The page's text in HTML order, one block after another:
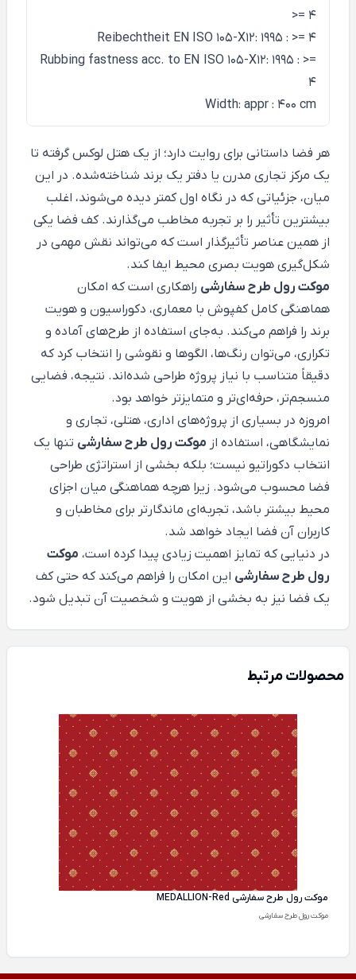
>= 4
Reibechtheit EN ISO 105-X12: 1995 : >= 4
Rubbing fastness acc. to EN ISO 105-X12: 1995 : >=
4
Width: appr : 400 cm
هر فضا داستانی برای روایت دارد؛ از یک هتل لوکس گرفته تا
یک مرکز تجاری مدرن یا دفتر یک برند شناخته‌شده. در این
میان، جزئیاتی که در نگاه اول کمتر دیده می‌شوند، اغلب
بیشترین تأثیر را بر تجربه مخاطب می‌گذارند. کف فضا یکی
از همین عناصر تأثیرگذار است که می‌تواند نقش مهمی در
شکل‌گیری هویت بصری محیط ایفا کند.
موکت رول طرح سفارشی راهکاری است که امکان
هماهنگی کامل کفپوش با معماری، دکوراسیون و هویت
برند را فراهم می‌کند. به‌جای استفاده از طرح‌های آماده و
تکراری، می‌توان رنگ‌ها، الگوها و نقوشی را انتخاب کرد که
دقیقاً متناسب با نیاز پروژه طراحی شده‌اند. نتیجه، فضایی
منسجم‌تر، حرفه‌ای‌تر و متمایزتر خواهد بود.
امروزه در بسیاری از پروژه‌های اداری، هتلی، تجاری و
نمایشگاهی، استفاده از موکت رول طرح سفارشی تنها یک
انتخاب دکوراتیو نیست؛ بلکه بخشی از استراتژی طراحی
فضا محسوب می‌شود. زیرا هرچه هماهنگی میان اجزای
محیط بیشتر باشد، تجربه‌ای ماندگارتر برای مخاطبان و
کاربران آن فضا ایجاد خواهد شد.
در دنیایی که تمایز اهمیت زیادی پیدا کرده است، موکت
رول طرح سفارشی این امکان را فراهم می‌کند که حتی کف
یک فضا نیز به بخشی از هویت و شخصیت آن تبدیل شود.
محصولات مرتبط
موکت رول طرح سفارشی MEDALLION-Red
موکت رول طرح سفارشی